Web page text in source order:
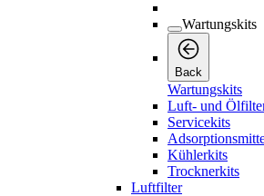
Wartungskits
Back
Wartungskits
Luft- und
Servicekits
Kühlerkits
Trocknerkits
Luftfilter